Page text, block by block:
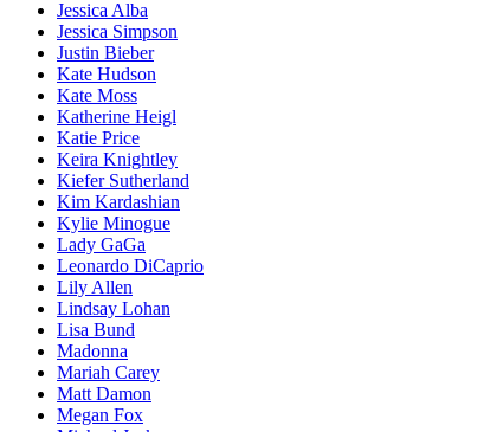
Jessica Alba
Jessica Simpson
Justin Bieber
Kate Hudson
Kate Moss
Katherine Heigl
Katie Price
Keira Knightley
Kiefer Sutherland
Kim Kardashian
Kylie Minogue
Lady GaGa
Leonardo DiCaprio
Lily Allen
Lindsay Lohan
Lisa Bund
Madonna
Mariah Carey
Matt Damon
Megan Fox